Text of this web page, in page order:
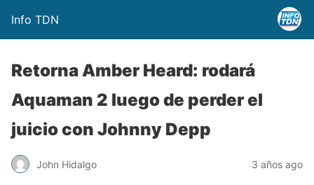
Info TDN
Retorna Amber Heard: rodará
Aquaman 2 luego de perder el
juicio con Johnny Depp
John Hidalgo 3 años ago